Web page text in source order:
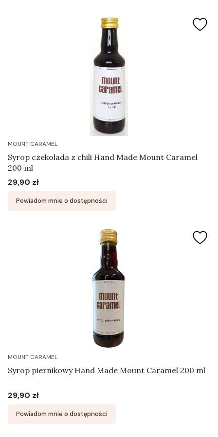
MOUNT CARAMEL
Syrop czekolada z chili Hand Made Mount Caramel
200 ml
Cena
29,90 zł
Powiadom mnie o dostępności
MOUNT CARAMEL
Syrop piernikowy Hand Made Mount Caramel 200 ml
Cena
29,90 zł
Powiadom mnie o dostępności